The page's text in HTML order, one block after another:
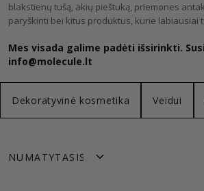
blakstienų tušą, akių pieštuką, priemones
paryškinti bei kitus produktus, kurie labiausiai
Mes visada galime padėti išsirinkti.
info@molecule.lt
Dekoratyvinė kosmetika Veidui